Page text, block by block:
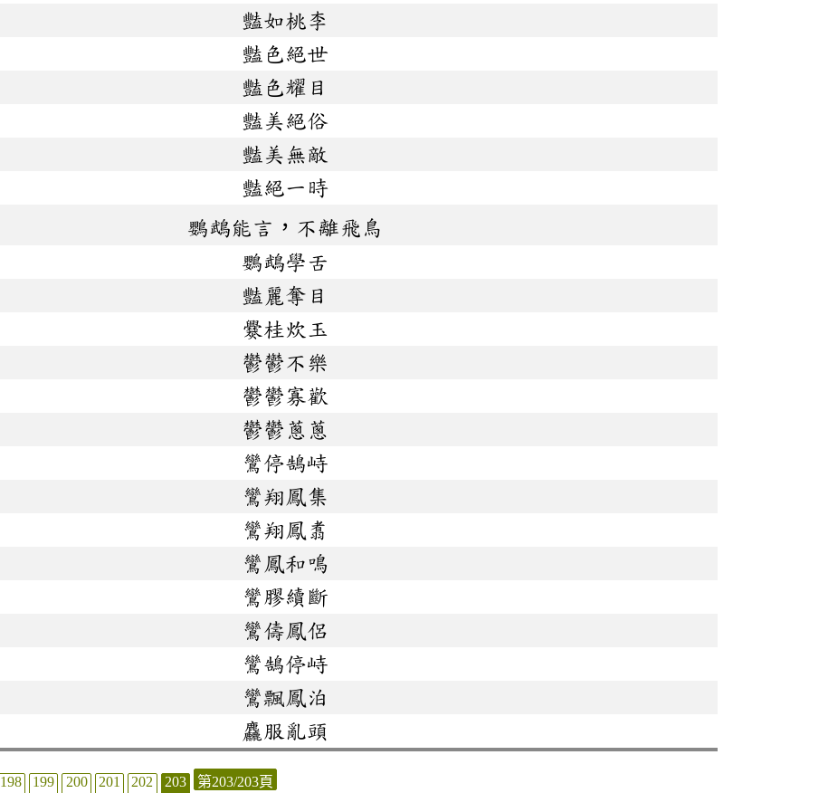
豔如桃李
豔色絕世
豔色耀目
豔美絕俗
豔美無敵
豔絕一時
鸚鵡能言，不離飛鳥
鸚鵡學舌
豔麗奪目
爨桂炊玉
鬱鬱不樂
鬱鬱寡歡
鬱鬱蔥蔥
鸞停鵠峙
鸞翔鳳集
鸞翔鳳翥
鸞鳳和鳴
鸞膠續斷
鸞儔鳳侶
鸞鵠停峙
鸞飄鳳泊
麤服亂頭
198 199 200 201 202 203 第203/203頁